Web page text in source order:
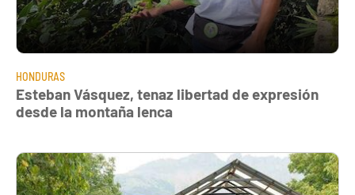
HONDURAS
Esteban Vásquez, tenaz libertad de expresión
desde la montaña lenca